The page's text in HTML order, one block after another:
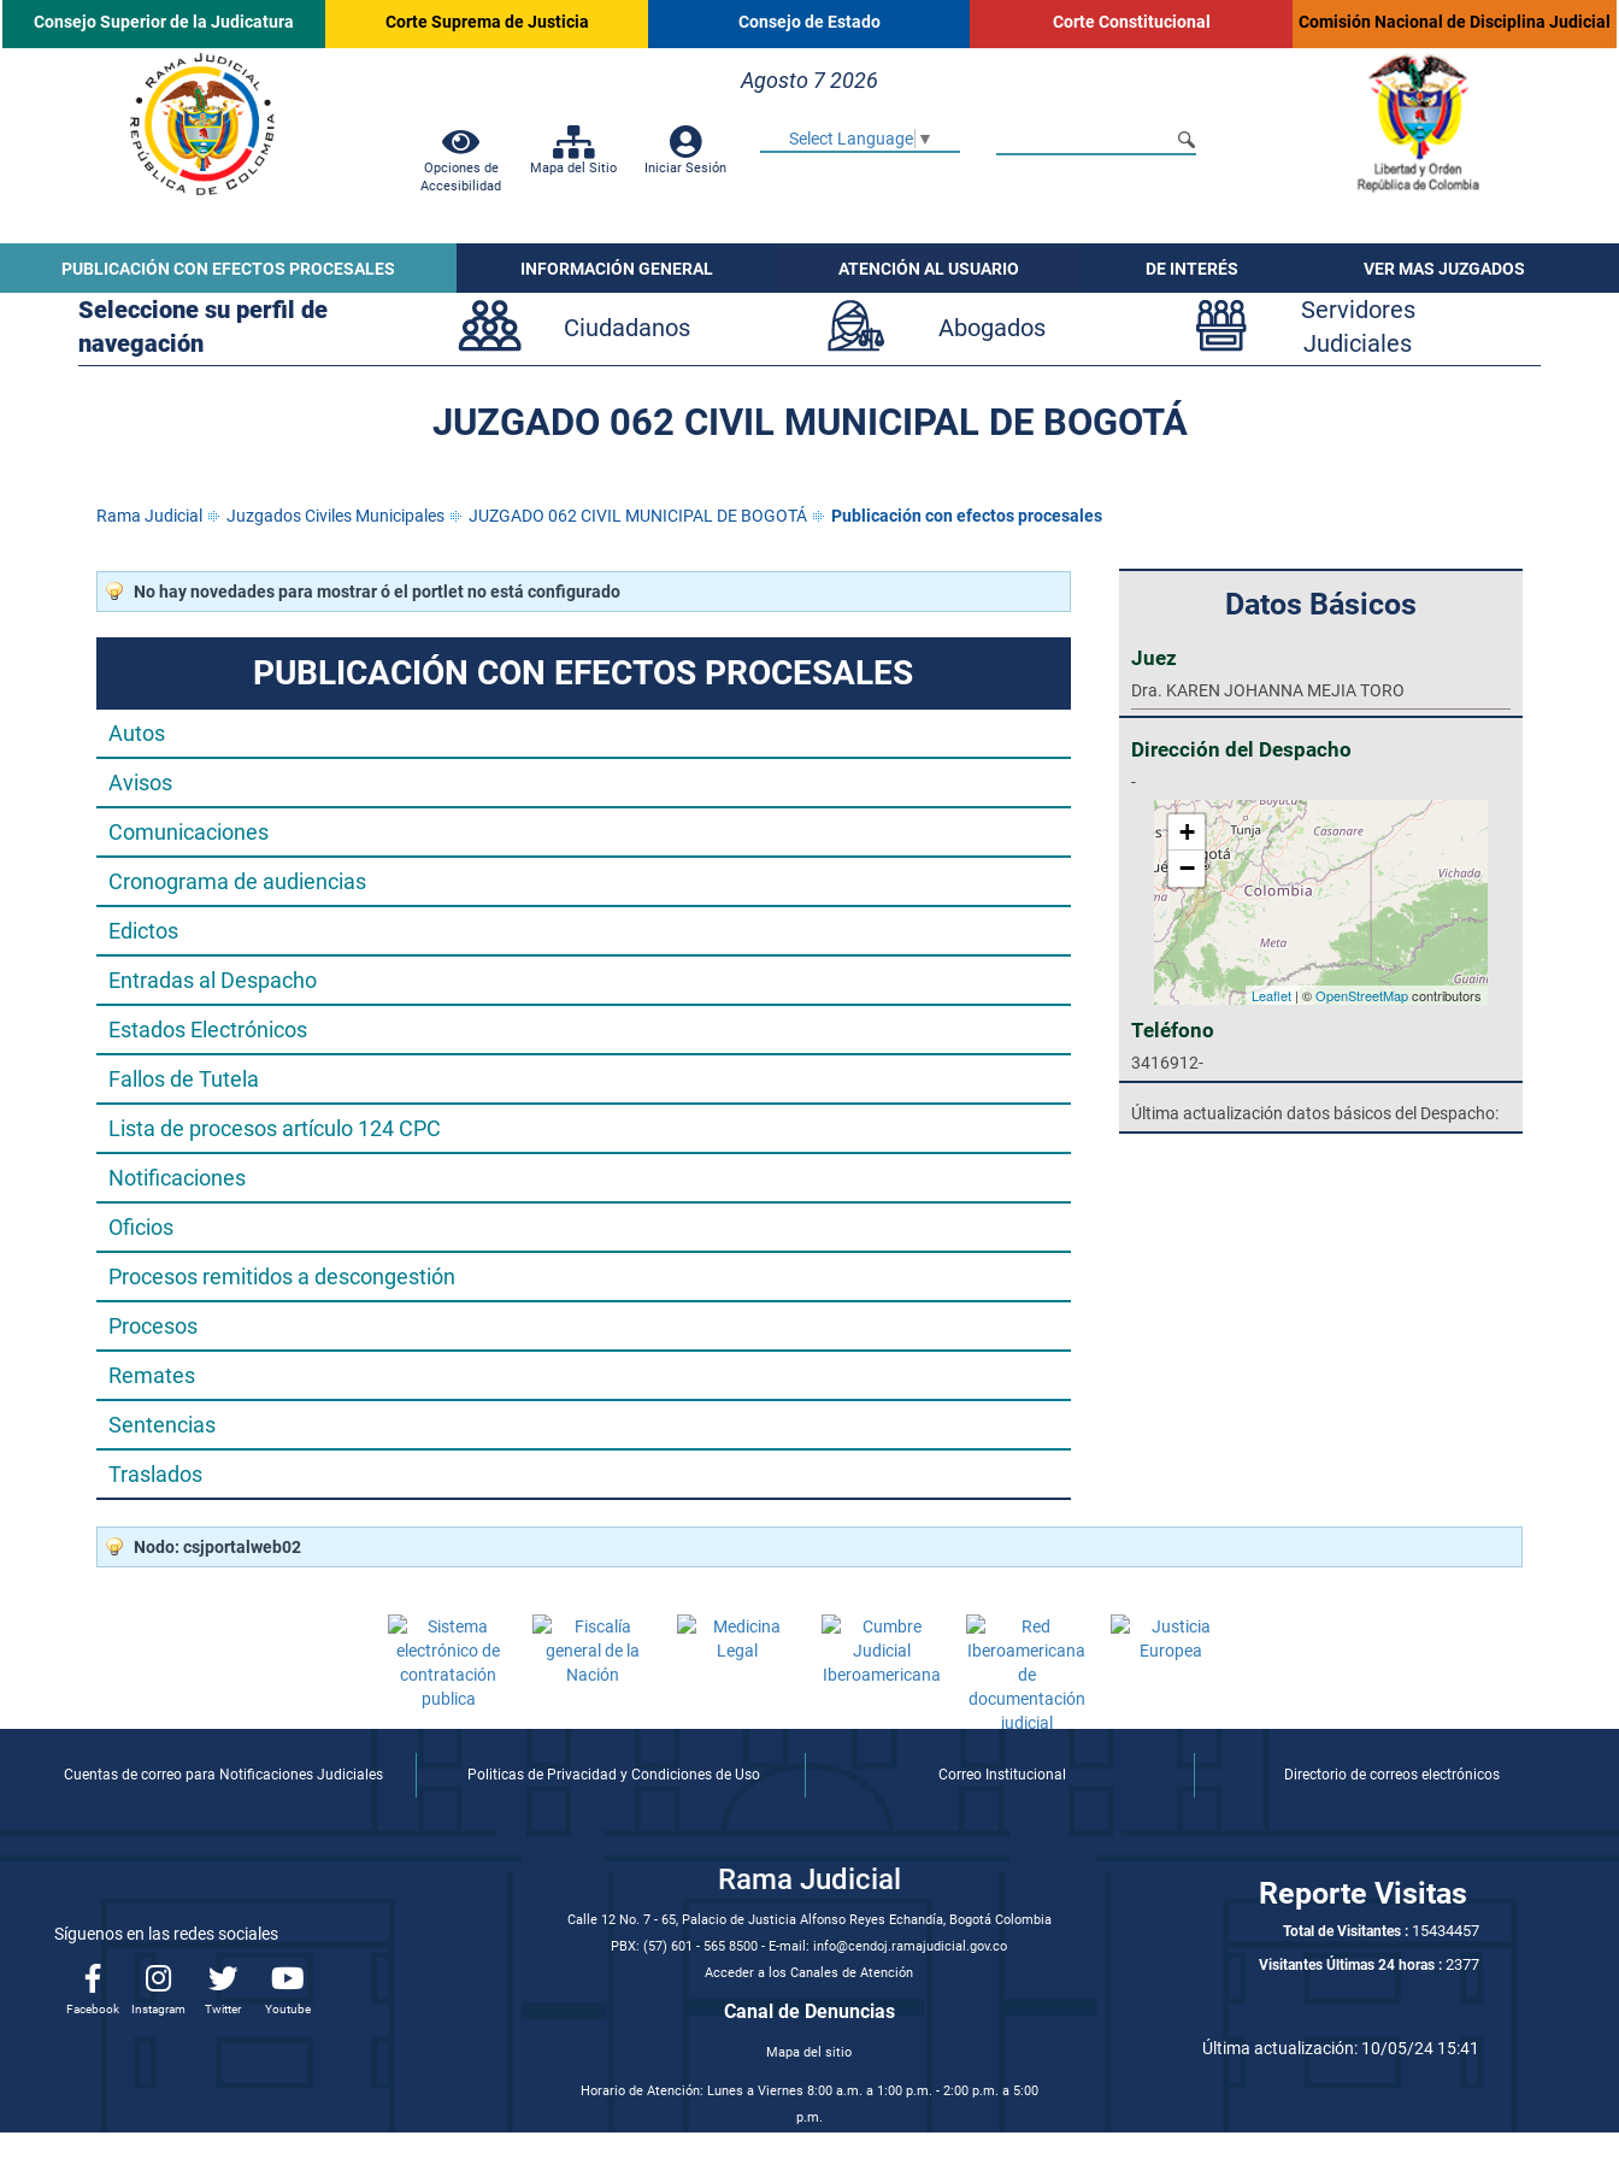
Consejo Superior de la Judicatura Corte Suprema de Justicia Consejo de Estado Corte Constitucional Comisión Nacional de Disciplina Judicial
Agosto 7 2026
Opciones de
Accesibilidad
Mapa del Sitio Iniciar Sesión
Select Language ▼
PUBLICACIÓN CON EFECTOS PROCESALES INFORMACIÓN GENERAL ATENCIÓN AL USUARIO DE INTERÉS VER MAS JUZGADOS
Seleccione su perfil de
navegación
Ciudadanos Abogados
Servidores
Judiciales
JUZGADO 062 CIVIL MUNICIPAL DE BOGOTÁ
Rama Judicial Juzgados Civiles Municipales JUZGADO 062 CIVIL MUNICIPAL DE BOGOTÁ Publicación con efectos procesales
No hay novedades para mostrar ó el portlet no está configurado
PUBLICACIÓN CON EFECTOS PROCESALES
Autos
Avisos
Comunicaciones
Cronograma de audiencias
Edictos
Entradas al Despacho
Estados Electrónicos
Fallos de Tutela
Lista de procesos artículo 124 CPC
Notificaciones
Oficios
Procesos remitidos a descongestión
Procesos
Remates
Sentencias
Traslados
Datos Básicos
Juez
Dra. KAREN JOHANNA MEJIA TORO
Dirección del Despacho
-
+
−
Leaflet | ©OpenStreetMapcontributors
Teléfono
3416912-
Última actualización datos básicos del Despacho:
Nodo: csjportalweb02
Cuentas de correo para Notificaciones Judiciales Politicas de Privacidad y Condiciones de Uso Correo Institucional Directorio de correos electrónicos
Síguenos en las redes sociales
Facebook Instagram Twitter Youtube
Rama Judicial
Calle 12 No. 7 - 65, Palacio de Justicia Alfonso Reyes Echandía, Bogotá Colombia
PBX: (57) 601 - 565 8500 - E-mail: info@cendoj.ramajudicial.gov.co
Acceder a los Canales de Atención
Canal de Denuncias
Mapa del sitio
Horario de Atención: Lunes a Viernes 8:00 a.m. a 1:00 p.m. - 2:00 p.m. a 5:00
p.m.
Reporte Visitas
Total de Visitantes : 15434457
Visitantes Últimas 24 horas : 2377
Última actualización: 10/05/24 15:41